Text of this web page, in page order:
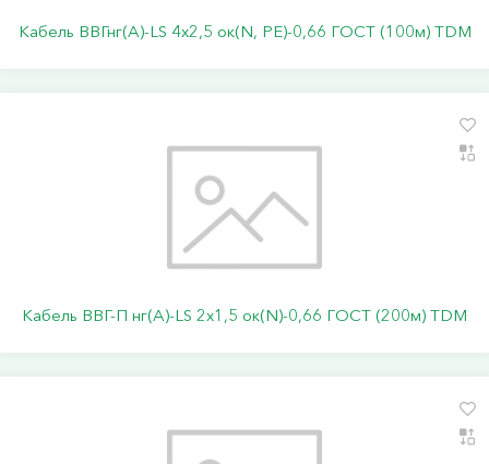
Кабель ВВГнг(А)-LS 4х2,5 ок(N, PE)-0,66 ГОСТ (100м) TDM
Кабель ВВГ-П нг(А)-LS 2х1,5 ок(N)-0,66 ГОСТ (200м) TDM